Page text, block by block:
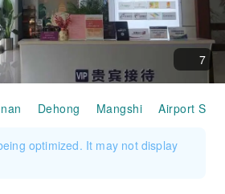
7
Dehong Mangshi Airport
optimized. It may not display